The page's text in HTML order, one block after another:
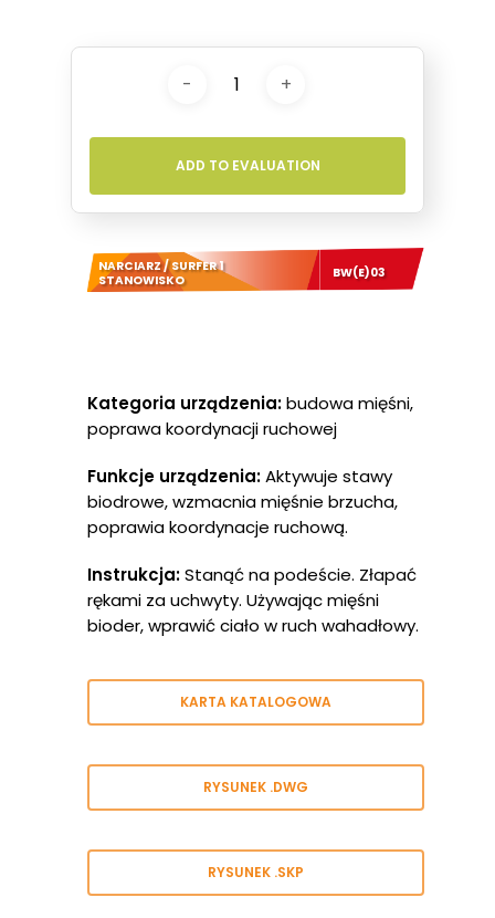
ADD TO EVALUATION
NARCIARZ / SURFER 1
STANOWISKO
BW(E)03
Kategoria urządzenia:budowa mięśni,
poprawa koordynacji ruchowej
Funkcje urządzenia:Aktywuje stawy
biodrowe, wzmacnia mięśnie brzucha,
poprawia koordynacje ruchową.
Instrukcja:Stanąć na podeście. Złapać
rękami za uchwyty. Używając mięśni
bioder, wprawić ciało w ruch wahadłowy.
KARTA KATALOGOWA
RYSUNEK .DWG
RYSUNEK .SKP